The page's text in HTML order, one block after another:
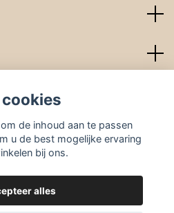
de inhoud aan te passen
u de best mogelijke ervaring
bij ons.
alles